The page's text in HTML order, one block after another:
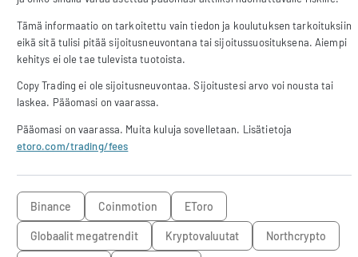
Tämä informaatio on tarkoitettu vain tiedon ja koulutuksen tarkoituksiin
eikä sitä tulisi pitää sijoitusneuvontana tai sijoitussuosituksena. Aiempi
kehitys ei ole tae tulevista tuotoista.
Copy Trading ei ole sijoitusneuvontaa. Sijoitustesi arvo voi nousta tai
laskea. Pääomasi on vaarassa.
Pääomasi on vaarassa. Muita kuluja sovelletaan. Lisätietoja
etoro.com/trading/fees
Binance Coinmotion eToro
Globaalit megatrendit kryptovaluutat Northcrypto